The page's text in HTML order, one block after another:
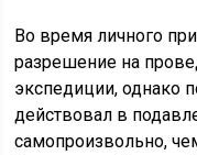
Во время личного
разрешение на
экспедиции, однако
действовал в
самопроизвольно,